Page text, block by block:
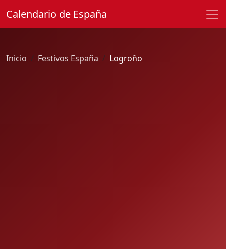
Calendario de España
Inicio Festivos España Logroño